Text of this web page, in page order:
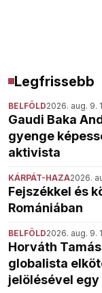
Legfrissebb
BELFÖLD2026. aug. 9.
Gaudi Baka
gyenge
aktivista
KÁRPÁT-HAZA2026.
Fejszékkel és
Romániában
BELFÖLD2026. aug. 9.
Horváth
globalista
jelölésével